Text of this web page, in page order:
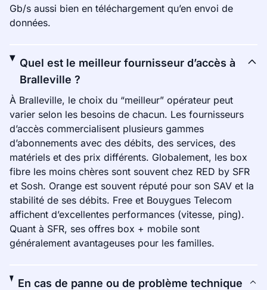
Gb/s aussi bien en téléchargement qu’en envoi de
données.
Quel est le meilleur fournisseur d’accès à
Bralleville ?
À Bralleville, le choix du “meilleur” opérateur peut
varier selon les besoins de chacun. Les fournisseurs
d’accès commercialisent plusieurs gammes
d’abonnements avec des débits, des services, des
matériels et des prix différents. Globalement, les box
fibre les moins chères sont souvent chez RED by SFR
et Sosh. Orange est souvent réputé pour son SAV et la
stabilité de ses débits. Free et Bouygues Telecom
affichent d’excellentes performances (vitesse, ping).
Quant à SFR, ses offres box + mobile sont
généralement avantageuses pour les familles.
En cas de panne ou de problème technique